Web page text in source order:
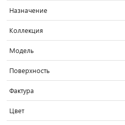
Назначение
Коллекция
Модель
Поверхность
Фактура
Цвет